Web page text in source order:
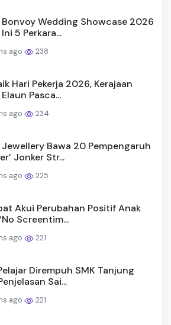
Wedding Showcase 2026
5 Perkara...
ago 238
Hari Pekerja 2026, Kerajaan
Pasca...
ago 234
Bawa 20 Pempengaruh
Jonker Str...
ago 225
Akui Perubahan Positif Anak
Screentim...
ago 221
Dirempuh SMK Tanjung
Sai...
ago 221